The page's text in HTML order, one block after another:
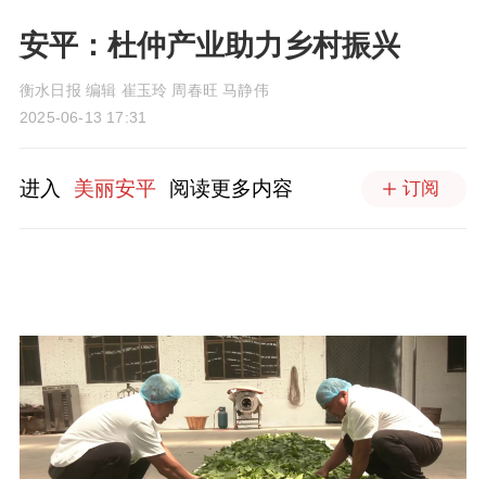
安平：杜仲产业助力乡村振兴
衡水日报 编辑 崔玉玲 周春旺 马静伟
2025-06-13 17:31
进入 美丽安平 阅读更多内容 订阅